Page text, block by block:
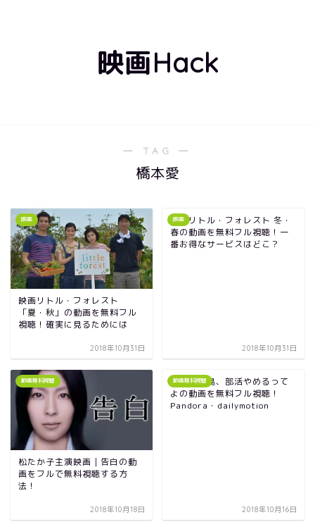
映画Hack
― TAG ―
橋本愛
映画
映画リトル・フォレスト
「夏・秋」の動画を無料フル
視聴！確実に見るためには
2018年10月31日
映画
映画リトル・フォレスト 冬・
春の動画を無料フル視聴！一
番お得なサービスはどこ？
2018年10月31日
動画無料視聴
松たか子主演映画｜告白の動
画をフルで無料視聴する方
法！
2018年10月18日
動画無料視聴
映画｜桐島、部活やめるって
よの動画を無料フル視聴！
Pandora・dailymotion
2018年10月16日